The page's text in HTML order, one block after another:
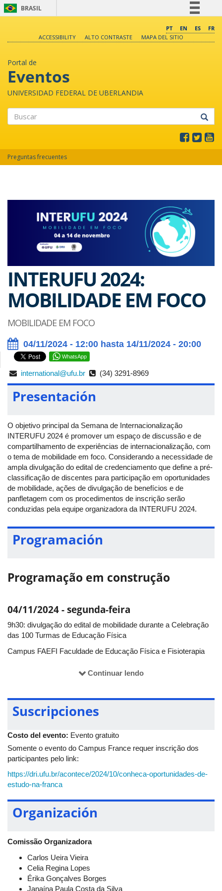
BRASIL
Comunica BR
PT EN ES
FR
ACCESSIBILITY
ALTO CONTRASTE MAPA DEL SITIO
Portal de
Eventos
UNIVERSIDAD FEDERAL DE UBERLANDIA
Preguntas frecuentes
INTERUFU 2024:
MOBILIDADE EM FOCO
MOBILIDADE EM FOCO
04/11/2024 - 12:00 hasta 14/11/2024 - 20:00
WhatsApp
international@ufu.br (34) 3291-8969
Presentación
O objetivo principal da Semana de Internacionalização
INTERUFU 2024 é promover um espaço de discussão e de
compartilhamento de experiências de internacionalização, com
o tema de mobilidade em foco. Considerando a necessidade de
ampla divulgação do edital de credenciamento que define a pré-
classificação de discentes para participação em oportunidades
de mobilidade, ações de divulgação de benefícios e de
panfletagem com os procedimentos de inscrição serão
conduzidas pela equipe organizadora da INTERUFU 2024.
Programación
Programação em construção
04/11/2024 - segunda-feira
9h30: divulgação do edital de mobilidade durante a Celebração
das 100 Turmas de Educação Física
Campus FAEFI Faculdade de Educação Física e Fisioterapia
Anfiteatro do Bloco 5O - H
15h: divulgação do edital de mobilidade no campus de Patos de
Minas durante a IV SeAli - Semana de Engenharia de Alimentos
da UFU
Rua Padre Pavoni, 290, bairro Rosário
05/11/2024 - terça-feira
13h às 14h: mesa-redonda e divulgação do edital de mobilidade
18h às 19h30: mesa-redonda e divulgação do edital de
Continuar lendo
Suscripciones
Costo del evento: Evento gratuito
Somente o evento do Campus France requer inscrição dos
participantes pelo link:
https://dri.ufu.br/acontece/2024/10/conheca-oportunidades-de-
estudo-na-franca
Organización
Comissão Organizadora
Carlos Ueira Vieira
Celia Regina Lopes
Érika Gonçalves Borges
Janaína Paula Costa da Silva